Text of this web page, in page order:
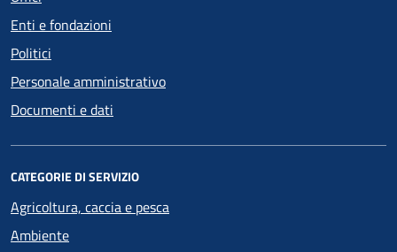
Enti e fondazioni
Politici
Personale amministrativo
Documenti e dati
CATEGORIE DI SERVIZIO
Agricoltura, caccia e pesca
Ambiente